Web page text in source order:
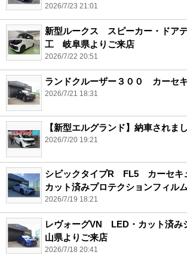
2026/7/23 21:01
新型ルークス スピーカー・ドア
工 岐阜県よりご来店
2026/7/22 20:51
ランドクルーザー３００ カーセ
2026/7/21 18:31
【新型エルグランド】納車されま
2026/7/20 19:21
シビックタイプR FL5 カーセキ
カット済みプロテクションフィル
2026/7/19 18:21
レヴォーグVN LED・カット済
山県よりご来店
2026/7/18 20:41